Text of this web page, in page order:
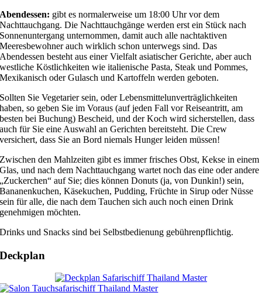
Abendessen: gibt es normalerweise um 18:00 Uhr vor dem
Nachttauchgang. Die Nachttauchgänge werden erst ein Stück nach
Sonnenuntergang unternommen, damit auch alle nachtaktiven
Meeresbewohner auch wirklich schon unterwegs sind. Das
Abendessen besteht aus einer Vielfalt asiatischer Gerichte, aber auch
westliche Köstlichkeiten wie italienische Pasta, Steak und Pommes,
Mexikanisch oder Gulasch und Kartoffeln werden geboten.
Sollten Sie Vegetarier sein, oder Lebensmittelunverträglichkeiten
haben, so geben Sie im Voraus (auf jeden Fall vor Reiseantritt, am
besten bei Buchung) Bescheid, und der Koch wird sicherstellen, dass
auch für Sie eine Auswahl an Gerichten bereitsteht. Die Crew
versichert, dass Sie an Bord niemals Hunger leiden müssen!
Zwischen den Mahlzeiten gibt es immer frisches Obst, Kekse in einem
Glas, und nach dem Nachttauchgang wartet noch das eine oder andere
„Zuckerchen“ auf Sie; dies können Donuts (ja, von Dunkin!) sein,
Bananenkuchen, Käsekuchen, Pudding, Früchte in Sirup oder Nüsse
sein für alle, die nach dem Tauchen sich auch noch einen Drink
genehmigen möchten.
Drinks und Snacks sind bei Selbstbedienung gebührenpflichtig.
Deckplan